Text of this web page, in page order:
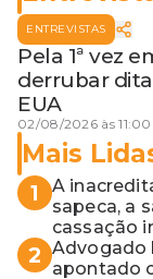
ENTREVISTAS
Pela 1ª vez
derrubar
EUA
02/08/2026 às 11:00
Mais
1
A
sapeca, a
cassação
vaga do
2 Advogado
apontado